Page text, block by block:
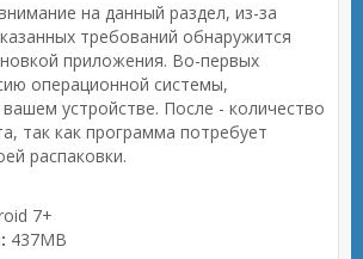
на данный раздел, из-за
требований обнаружится
приложения. Во-первых
операционной системы,
устройстве. После - количество
так как программа потребует
распаковки.
7+
437MB